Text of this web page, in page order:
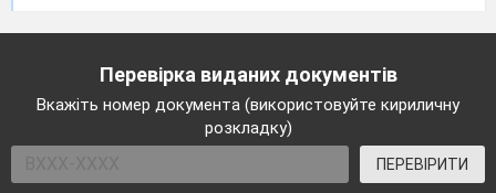
Перевірка виданих документів
Вкажіть номер документа (використовуйте кириличну
розкладку)
ПЕРЕВІРИТИ